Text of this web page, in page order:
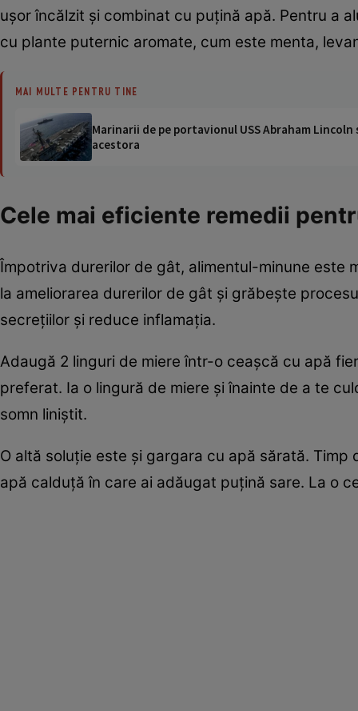
uşor încălzit şi combinat cu puţină apă. Pentru a
cu plante puternic aromate, cum este menta,
MAI MULTE PENTRU TINE
Marinarii de pe portavionul USS Abraham
acestora
Cele mai eficiente remedii
Împotriva durerilor de gât, alimentul-minune este
la ameliorarea durerilor de gât şi grăbeşte
secreţiilor şi reduce inflamaţia.
Adaugă 2 linguri de miere într-o ceaşcă cu apă
preferat. Ia o lingură de miere şi înainte de a te
somn liniştit.
O altă soluţie este şi gargara cu apă sărată.
apă calduţă în care ai adăugat puţină sare. La o